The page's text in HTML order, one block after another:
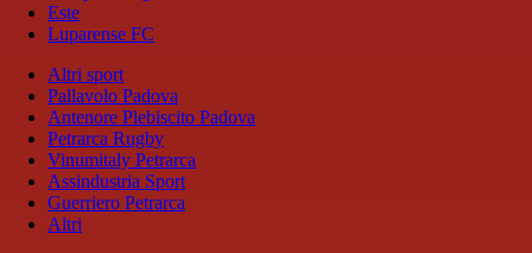
Este
Luparense FC
Altri sport
Pallavolo Padova
Antenore Plebiscito Padova
Petrarca Rugby
Vinumitaly Petrarca
Assindustria Sport
Guerriero Petrarca
Altri